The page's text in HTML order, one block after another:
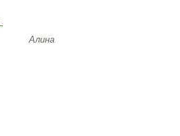
Алина